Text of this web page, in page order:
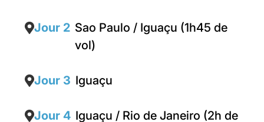
Jour 2 Sao Paulo / Iguaçu (1h45 de
vol)
Jour 3 Iguaçu
Jour 4 Iguaçu / Rio de Janeiro (2h de